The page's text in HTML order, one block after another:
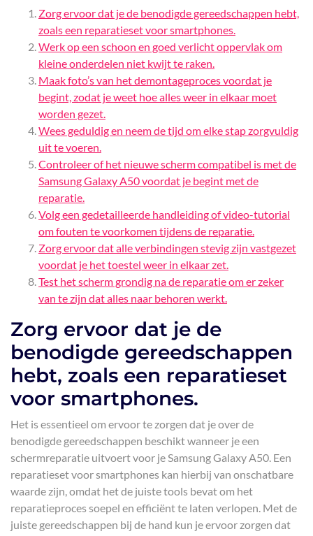
Zorg ervoor dat je de benodigde gereedschappen hebt,
zoals een reparatieset voor smartphones.
Werk op een schoon en goed verlicht oppervlak om
kleine onderdelen niet kwijt te raken.
Maak foto’s van het demontageproces voordat je
begint, zodat je weet hoe alles weer in elkaar moet
worden gezet.
Wees geduldig en neem de tijd om elke stap zorgvuldig
uit te voeren.
Controleer of het nieuwe scherm compatibel is met de
Samsung Galaxy A50 voordat je begint met de
reparatie.
Volg een gedetailleerde handleiding of video-tutorial
om fouten te voorkomen tijdens de reparatie.
Zorg ervoor dat alle verbindingen stevig zijn vastgezet
voordat je het toestel weer in elkaar zet.
Test het scherm grondig na de reparatie om er zeker
van te zijn dat alles naar behoren werkt.
Zorg ervoor dat je de
benodigde gereedschappen
hebt, zoals een reparatieset
voor smartphones.
Het is essentieel om ervoor te zorgen dat je over de
benodigde gereedschappen beschikt wanneer je een
schermreparatie uitvoert voor je Samsung Galaxy A50. Een
reparatieset voor smartphones kan hierbij van onschatbare
waarde zijn, omdat het de juiste tools bevat om het
reparatieproces soepel en efficiënt te laten verlopen. Met de
juiste gereedschappen bij de hand kun je ervoor zorgen dat